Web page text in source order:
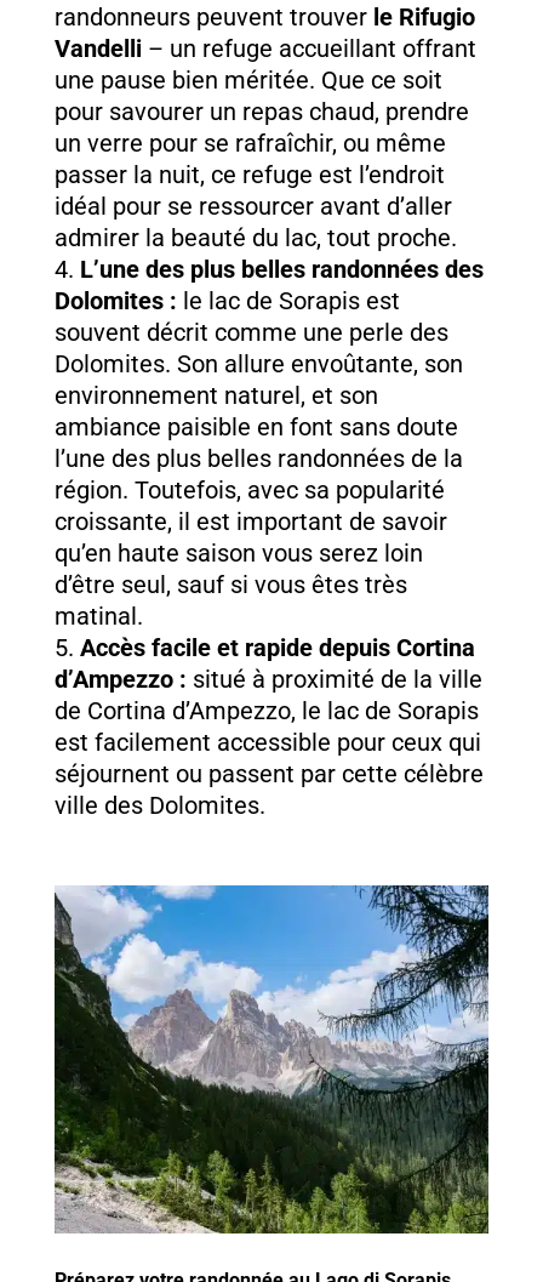
randonneurs peuvent trouver le Rifugio
Vandelli– un refuge accueillant offrant
une pause bien méritée. Que ce soit
pour savourer un repas chaud, prendre
un verre pour se rafraîchir, ou même
passer la nuit, ce refuge est l’endroit
idéal pour se ressourcer avant d’aller
admirer la beauté du lac, tout proche.
L’une des plus belles randonnées des
Dolomites : le lac de Sorapis est
souvent décrit comme une perle des
Dolomites. Son allure envoûtante, son
environnement naturel, et son
ambiance paisible en font sans doute
l’une des plus belles randonnées de la
région. Toutefois, avec sa popularité
croissante, il est important de savoir
qu’en haute saison vous serez loin
d’être seul, sauf si vous êtes très
matinal.
Accès facile et rapide depuis Cortina
d’Ampezzo : situé à proximité de la ville
de Cortina d’Ampezzo, le lac de Sorapis
est facilement accessible pour ceux qui
séjournent ou passent par cette célèbre
ville des Dolomites.